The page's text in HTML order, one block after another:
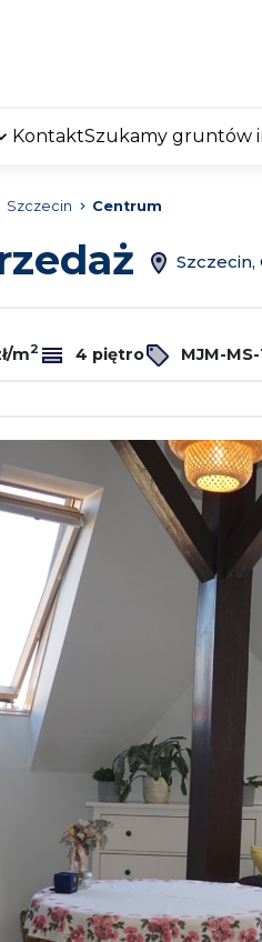
KontaktSzukamy gruntów
Szczecin Centrum
m2 4 piętro MJM-MS-